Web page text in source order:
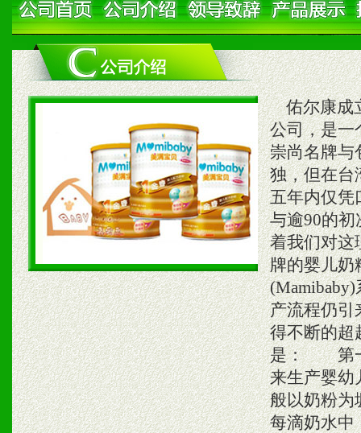
佑尔康成
公司，是一
崇尚名牌与
独，但在台
五年内仅凭
与逾90的
着我们对
牌的婴儿奶
产流程仍引
得不断的
是： 第一
来生产婴幼
般以奶粉为
每滴奶水中